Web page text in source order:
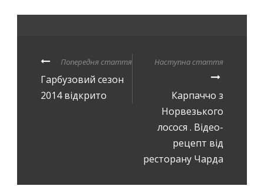
Попередня стаття
Гарбузовий сезон
2014 відкрито
Наступна стаття
Карпаччо з
Норвезького
лосося . Відео-
рецепт від
ресторану Чарда